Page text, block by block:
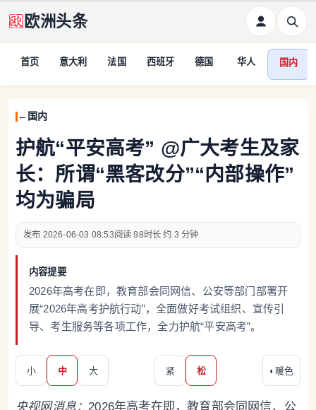
欧洲头条
首页 意大利 法国 西班牙 德国 华人 国内
国内
护航“平安高考” @广大考生及家
长：所谓“黑客改分”“内部操作”
均为骗局
2026-06-03 08:53 98 约 3 分钟
内容提要
2026年高考在即，教育部会同网信、公安等部门部署开
展“2026年高考护航行动”，全面做好考试组织、宣传引
导、考生服务等各项工作，全力护航“平安高考”。
小 中 大 紧 松 ◐ 暖色
央视网消息：2026年高考在即，教育部会同网信、公